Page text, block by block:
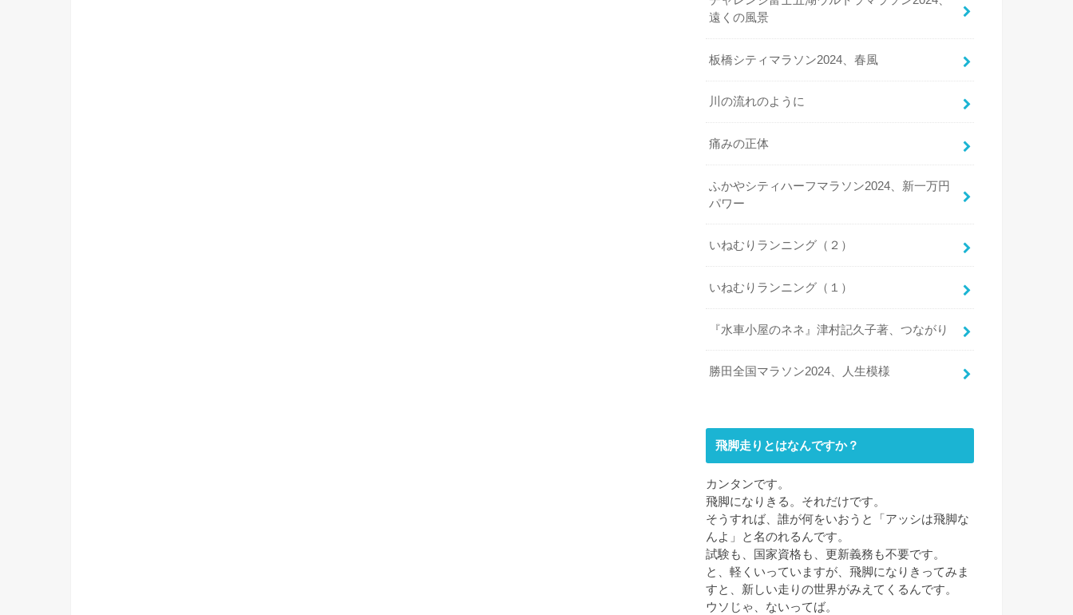
遠くの風景
板橋シティマラソン2024、春風
川の流れのように
痛みの正体
ふかやシティハーフマラソン2024、新一万円
パワー
いねむりランニング（２）
いねむりランニング（１）
『水車小屋のネネ』津村記久子著、つながり
勝田全国マラソン2024、人生模様
飛脚走りとはなんですか？
カンタンです。
飛脚になりきる。それだけです。
そうすれば、誰が何をいおうと「アッシは飛脚な
んよ」と名のれるんです。
試験も、国家資格も、更新義務も不要です。
と、軽くいっていますが、飛脚になりきってみま
すと、新しい走りの世界がみえてくるんです。
ウソじゃ、ないってば。